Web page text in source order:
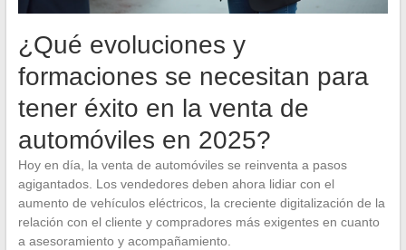
¿Qué evoluciones y
formaciones se necesitan para
tener éxito en la venta de
automóviles en 2025?
Hoy en día, la venta de automóviles se reinventa a pasos
agigantados. Los vendedores deben ahora lidiar con el
aumento de vehículos eléctricos, la creciente digitalización de la
relación con el cliente y compradores más exigentes en cuanto
a asesoramiento y acompañamiento.